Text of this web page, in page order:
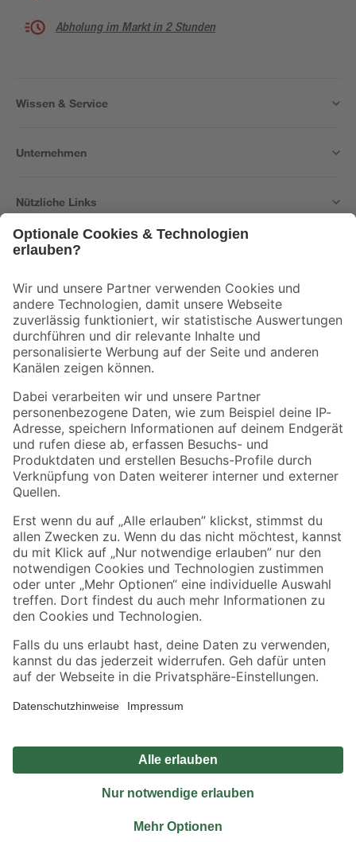
Abholung im Markt in 2 Stunden
Wissen & Service
Unternehmen
Nützliche Links
Der toom Newsletter: Keine Angebote und Aktionen mehr verpassen!
Zur Newsletter Anmeldung
Folge uns
Zahlungsarten Versandarten
Sicher einkaufen
Jetzt die toom-App herunterladen
Alle Preisangaben in EUR inkl. gesetzl. MwSt.. Die dargestellten Angebote sind unter
Umständen nicht in allen Märkten verfügbar. Die angegebenen Verfügbarkeiten beziehen
Produkte nur solange der Vorrat reicht.
*Paketversand ab 59 € versandkostenfrei, gilt nicht für Artikel mit Speditionsversand, hier
Privatsphäre Impressum
Nutzungsbedingungen
Widerrufsrecht
Vertrag widerrufen
© 2026 toom Baumarkt GmbH